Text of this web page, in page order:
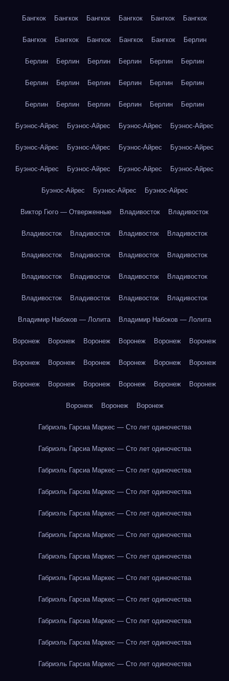
Бангкок Бангкок Бангкок Бангкок Бангкок Бангкок
Бангкок Бангкок Бангкок Бангкок Бангкок Берлин
Берлин Берлин Берлин Берлин Берлин Берлин
Берлин Берлин Берлин Берлин Берлин Берлин
Берлин Берлин Берлин Берлин Берлин Берлин
Буэнос-Айрес Буэнос-Айрес Буэнос-Айрес Буэнос-Айрес
Буэнос-Айрес Буэнос-Айрес Буэнос-Айрес Буэнос-Айрес
Буэнос-Айрес Буэнос-Айрес Буэнос-Айрес Буэнос-Айрес
Буэнос-Айрес Буэнос-Айрес Буэнос-Айрес
Виктор Гюго — Отверженные Владивосток Владивосток
Владивосток Владивосток Владивосток Владивосток
Владивосток Владивосток Владивосток Владивосток
Владивосток Владивосток Владивосток Владивосток
Владивосток Владивосток Владивосток Владивосток
Владимир Набоков — Лолита Владимир Набоков — Лолита
Воронеж Воронеж Воронеж Воронеж Воронеж Воронеж
Воронеж Воронеж Воронеж Воронеж Воронеж Воронеж
Воронеж Воронеж Воронеж Воронеж Воронеж Воронеж
Воронеж Воронеж Воронеж
Габриэль Гарсиа Маркес — Сто лет одиночества
Габриэль Гарсиа Маркес — Сто лет одиночества
Габриэль Гарсиа Маркес — Сто лет одиночества
Габриэль Гарсиа Маркес — Сто лет одиночества
Габриэль Гарсиа Маркес — Сто лет одиночества
Габриэль Гарсиа Маркес — Сто лет одиночества
Габриэль Гарсиа Маркес — Сто лет одиночества
Габриэль Гарсиа Маркес — Сто лет одиночества
Габриэль Гарсиа Маркес — Сто лет одиночества
Габриэль Гарсиа Маркес — Сто лет одиночества
Габриэль Гарсиа Маркес — Сто лет одиночества
Габриэль Гарсиа Маркес — Сто лет одиночества